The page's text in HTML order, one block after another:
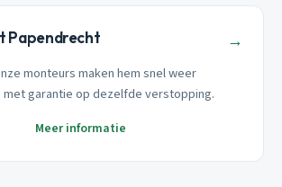
Papendrecht →
monteurs maken hem snel weer
garantie op dezelfde verstopping.
Meer informatie